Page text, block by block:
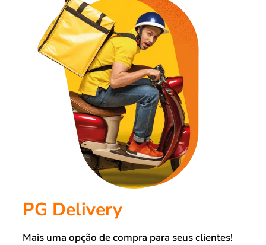
PG Delivery
Mais uma opção de compra para seus clientes!